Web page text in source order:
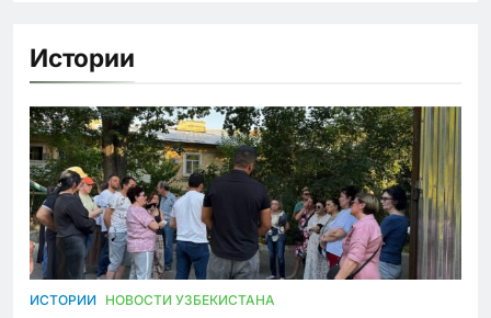
Истории
ИСТОРИИ НОВОСТИ УЗБЕКИСТАНА